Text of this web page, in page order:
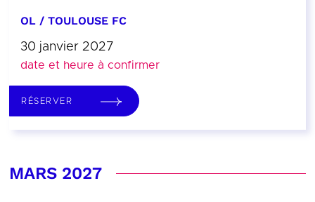
OL / TOULOUSE FC
30 janvier 2027
date et heure à confirmer
RÉSERVER
MARS 2027